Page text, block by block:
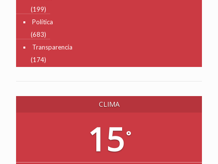
(199)
Política
(683)
Transparencia
(174)
CLIMA
15°